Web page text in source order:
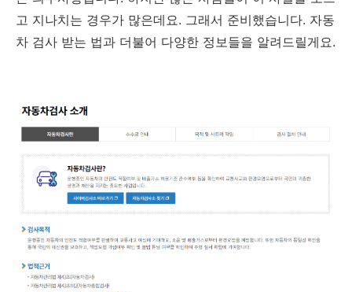
고 지나치는 경우가 많은데요. 그래서 준비했습니다. 자동
차 검사 받는 법과 더불어 다양한 정보들을 알려드릴게요.